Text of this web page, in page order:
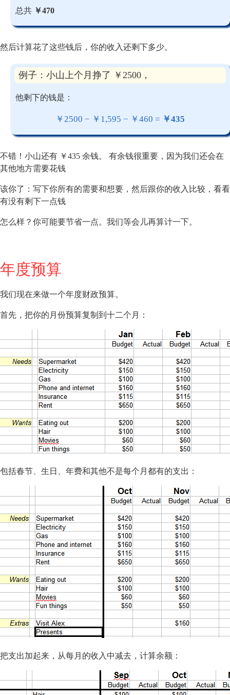
总共 ￥470
然后计算花了这些钱后，你的收入还剩下多少。
例子：小山上个月挣了 ￥2500，
他剩下的钱是：
￥2500 − ￥1,595 − ￥460 = ￥435
不错！小山还有 ￥435 余钱。 有余钱很重要，因为我们还会在
其他地方需要花钱
该你了：写下你所有的需要和想要，然后跟你的收入比较，看看
有没有剩下一点钱
怎么样？你可能要节省一点。我们等会儿再算计一下。
年度预算
我们现在来做一个年度财政预算。
首先，把你的月份预算复制到十二个月：
包括春节、生日、年费和其他不是每个月都有的支出：
把支出加起来，从每月的收入中减去，计算余额：